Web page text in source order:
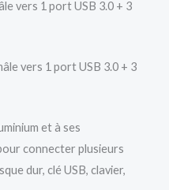
vers 1 port USB 3.0 + 3
vers 1 port USB 3.0 + 3
et à ses
connecter plusieurs
dur, clé USB, clavier,